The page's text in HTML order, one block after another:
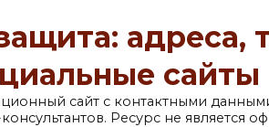
адреса,
сайты
сайт с контактными
Ресурс не является